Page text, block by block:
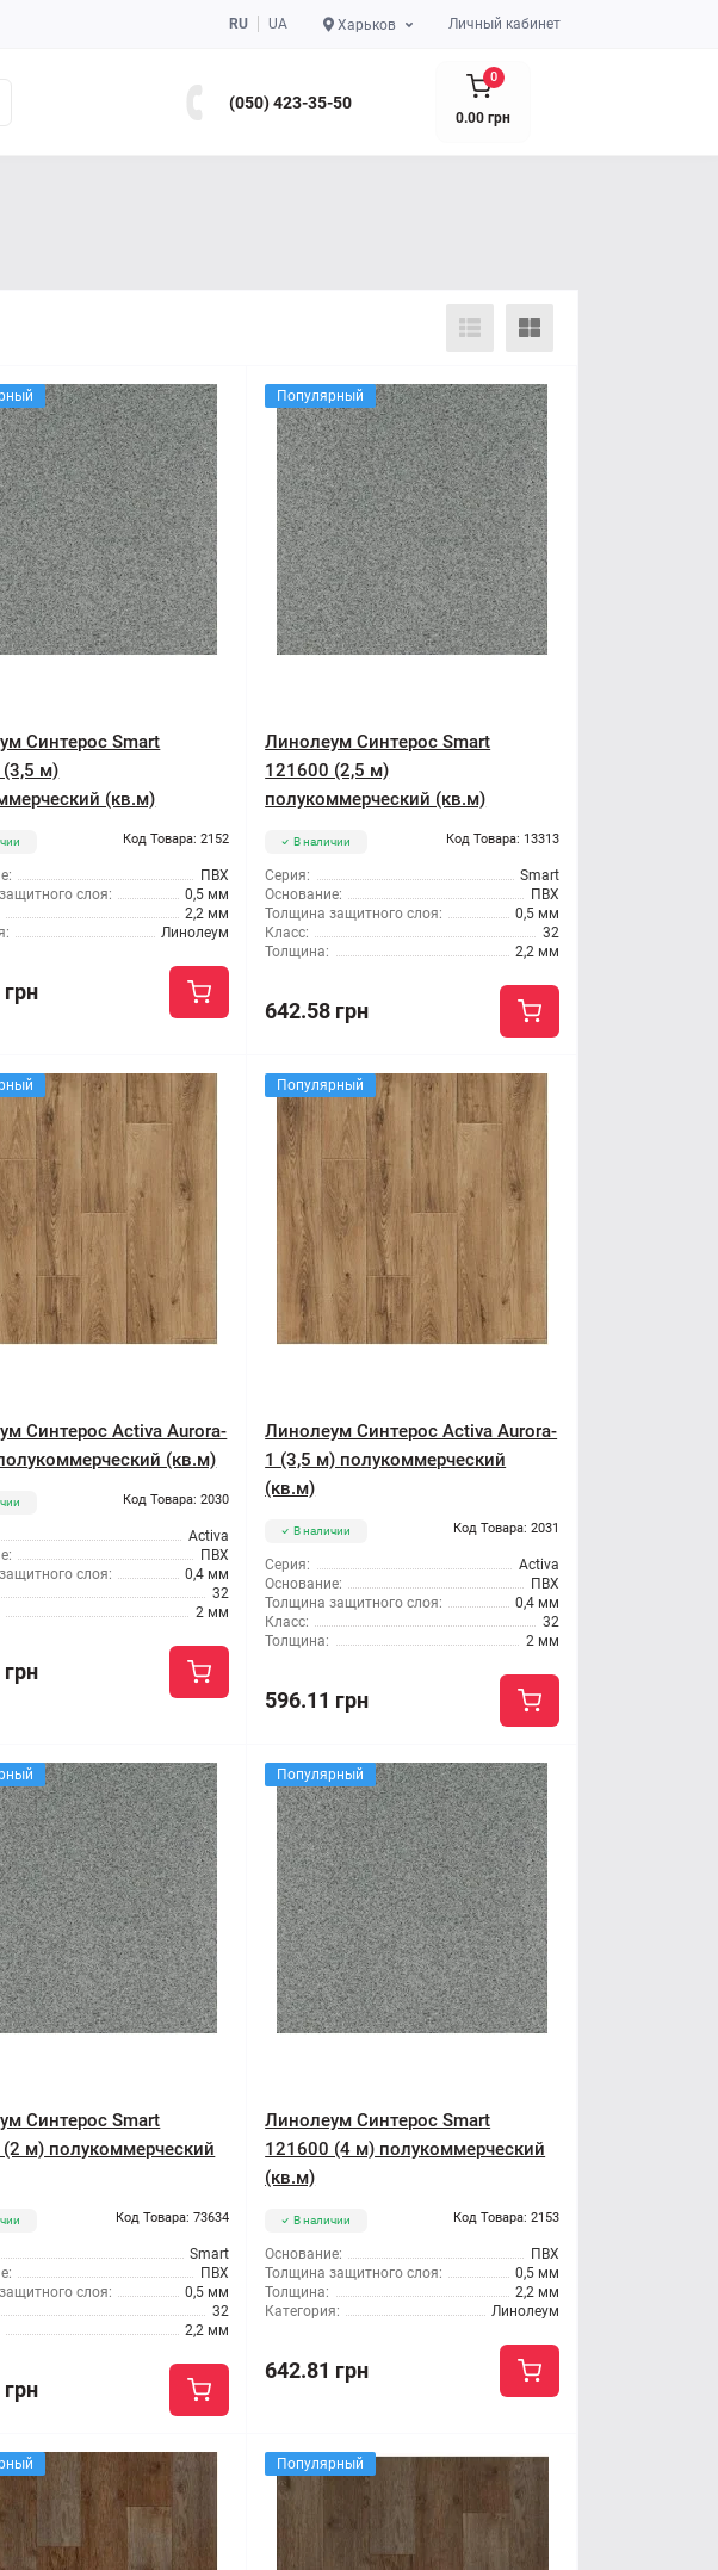
RU UA Харьков Личный кабинет
(050) 423-35-50
0
0.00 грн
Синтерос Smart
м)
(кв.м)
Код Товара: 2152
ПВХ
слоя:
0,5 мм
2,2 мм
Линолеум
Популярный
Линолеум Синтерос Smart
121600 (2,5 м)
полукоммерческий (кв.м)
В наличии Код Товара: 13313
Серия:
Smart
Основание:
ПВХ
Толщина защитного слоя:
0,5 мм
Класс:
32
Толщина:
2,2 мм
642.58 грн
Синтерос Activa Aurora-
(кв.м)
Код Товара: 2030
Activa
ПВХ
слоя:
0,4 мм
32
2 мм
Популярный
Линолеум Синтерос Activa Aurora-
1 (3,5 м) полукоммерческий
(кв.м)
В наличии Код Товара: 2031
Серия:
Activa
Основание:
ПВХ
Толщина защитного слоя:
0,4 мм
Класс:
32
Толщина:
2 мм
596.11 грн
Синтерос Smart
м) полукоммерческий
Код Товара: 73634
Smart
ПВХ
слоя:
0,5 мм
32
2,2 мм
Популярный
Линолеум Синтерос Smart
121600 (4 м) полукоммерческий
(кв.м)
В наличии Код Товара: 2153
Основание:
ПВХ
Толщина защитного слоя:
0,5 мм
Толщина:
2,2 мм
Категория:
Линолеум
642.81 грн
Популярный